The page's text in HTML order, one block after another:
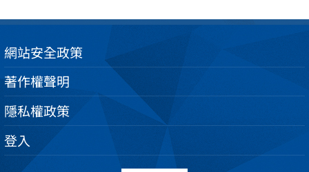
網站安全政策
著作權聲明
隱私權政策
登入